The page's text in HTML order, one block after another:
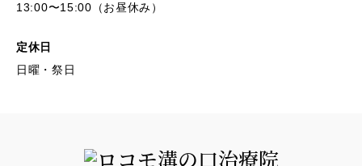
13:00〜15:00（お昼休み）
定休日
日曜・祭日